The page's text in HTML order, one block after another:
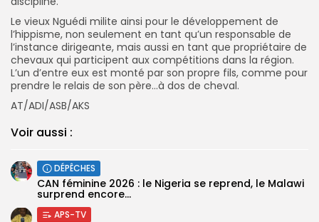
Le vieux Nguédi milite ainsi pour le développement de
l’hippisme, non seulement en tant qu’un responsable de
l’instance dirigeante, mais aussi en tant que propriétaire de
chevaux qui participent aux compétitions dans la région.
L’un d’entre eux est monté par son propre fils, comme pour
prendre le relais de son père…à dos de cheval.
AT/ADI/ASB/AKS
Voir aussi :
DÉPÊCHES
‎CAN féminine 2026 : le Nigeria se reprend, le Malawi
surprend encore...
APS-TV